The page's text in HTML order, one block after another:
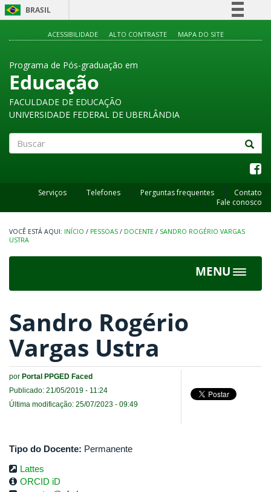
BRASIL
Canais
ACESSIBILIDADE ALTO CONTRASTE MAPA DO SITE
Programa de Pós-graduação em
Educação
FACULDADE DE EDUCAÇÃO
UNIVERSIDADE FEDERAL DE UBERLÂNDIA
Serviços Telefones Perguntas frequentes
Contato
Fale conosco
INÍCIO / PESSOAS / DOCENTE / SANDRO ROGÉRIO VARGAS
USTRA
MENU
Toggle
Sandro Rogério
Vargas Ustra
por Portal PPGED Faced
Publicado: 21/05/2019 - 11:24
Última modificação: 25/07/2023 - 09:49
Tipo do Docente: Permanente
Lattes
ORCID iD